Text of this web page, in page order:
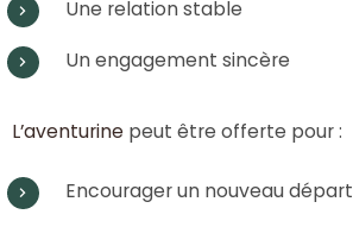
Une relation stable
Un engagement sincère
L’aventurine peut être offerte pour :
Encourager un nouveau départ